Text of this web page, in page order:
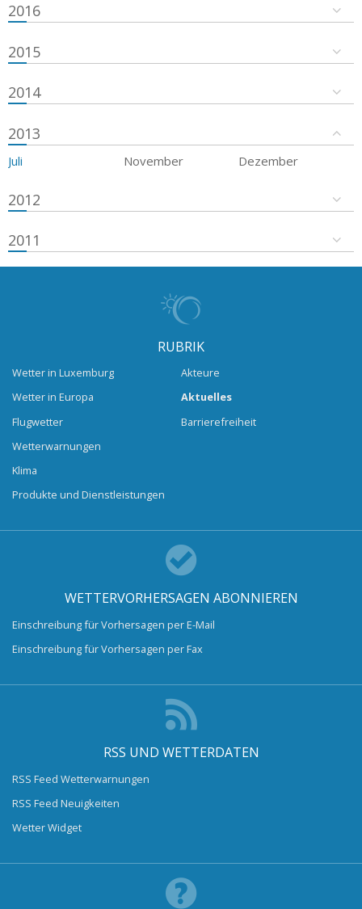
2016
2015
2014
2013
Juli November Dezember
2012
2011
RUBRIK
Wetter in Luxemburg
Wetter in Europa
Flugwetter
Wetterwarnungen
Klima
Produkte und Dienstleistungen
Akteure
Aktuelles
Barrierefreiheit
WETTERVORHERSAGEN ABONNIEREN
Einschreibung für Vorhersagen per E-Mail
Einschreibung für Vorhersagen per Fax
RSS UND WETTERDATEN
RSS Feed Wetterwarnungen
RSS Feed Neuigkeiten
Wetter Widget